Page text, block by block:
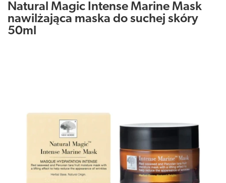
Natural Magic Intense Marine Mask
nawilżająca maska do suchej skóry
50ml